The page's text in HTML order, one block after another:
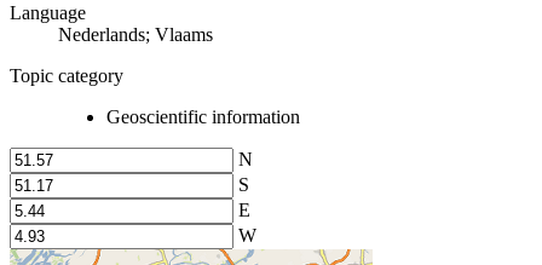
Language
Nederlands; Vlaams
Topic category
Geoscientific information
N
S
E
W